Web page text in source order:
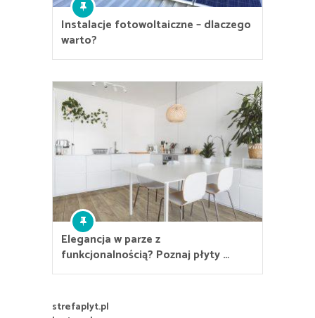
Instalacje fotowoltaiczne – dlaczego
warto?
Elegancja w parze z
funkcjonalnością? Poznaj płyty …
strefaplyt.pl